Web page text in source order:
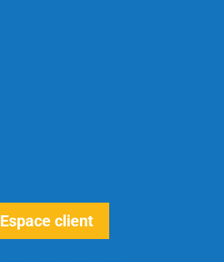
Espace client